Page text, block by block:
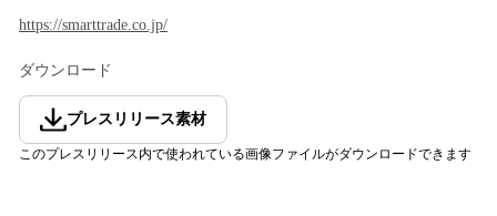
https://smarttrade.co.jp/
ダウンロード
プレスリリース素材
このプレスリリース内で使われている画像ファイルがダウンロードできます